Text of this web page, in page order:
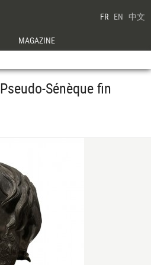
FR EN 中文
MAGAZINE
Sénèque fin